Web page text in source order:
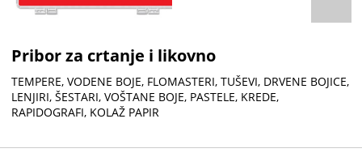
Pribor za crtanje i likovno
TEMPERE, VODENE BOJE, FLOMASTERI, TUŠEVI, DRVENE BOJICE,
LENJIRI, ŠESTARI, VOŠTANE BOJE, PASTELE, KREDE,
RAPIDOGRAFI, KOLAŽ PAPIR